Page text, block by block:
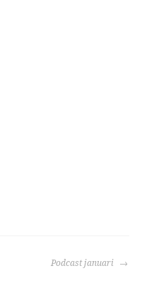
Podcast januari